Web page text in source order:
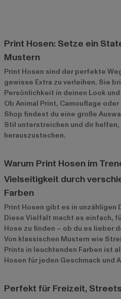
Print Hosen: Setze ein
Mustern
Print Hosen sind der perfekte
gewisse Extra zu verleihen. Sie
Persönlichkeit in deinen Look
Ob Animal Print, Camouflage
Shop findest du eine große
Stil unterstreichen und dir helfen,
herauszustechen.
Warum Print Hosen im
Vielseitigkeit durch
Farben
Print Hosen gibt es in unzähligen
Diese Vielfalt macht es einfach,
Hose zu finden – ob du es lieber
Von klassischen Mustern wie
Prints in leuchtenden Farben ist
Hosen für jeden Geschmack und
Perfekt für Freizeit,